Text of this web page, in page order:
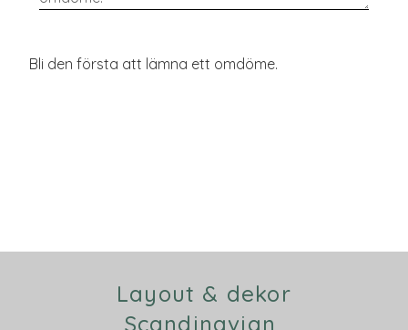
Bli den första att lämna ett omdöme.
Layout & dekor
Scandinavian